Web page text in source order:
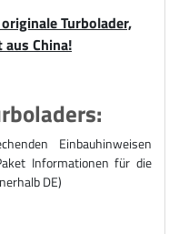
Turbolader,
China!
Einbauhinweisen
Informationen für die
DE)